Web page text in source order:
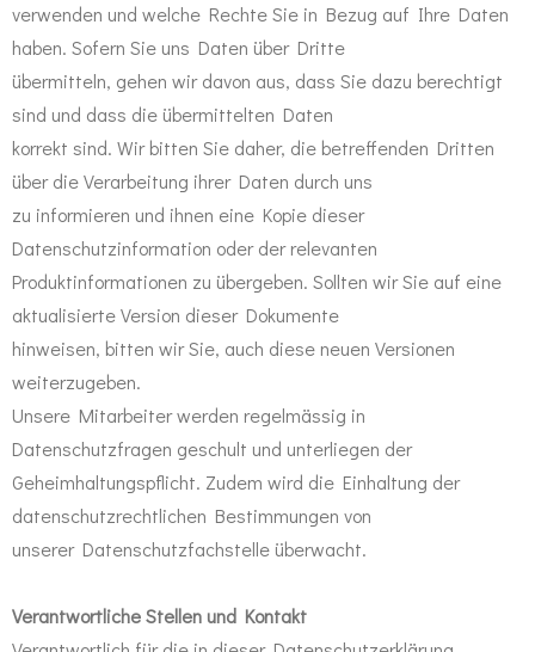
verwenden und welche Rechte Sie in Bezug auf Ihre Daten
haben. Sofern Sie uns Daten über Dritte
übermitteln, gehen wir davon aus, dass Sie dazu berechtigt
sind und dass die übermittelten Daten
korrekt sind. Wir bitten Sie daher, die betreffenden Dritten
über die Verarbeitung ihrer Daten durch uns
zu informieren und ihnen eine Kopie dieser
Datenschutzinformation oder der relevanten
Produktinformationen zu übergeben. Sollten wir Sie auf eine
aktualisierte Version dieser Dokumente
hinweisen, bitten wir Sie, auch diese neuen Versionen
weiterzugeben.
Unsere Mitarbeiter werden regelmässig in
Datenschutzfragen geschult und unterliegen der
Geheimhaltungspflicht. Zudem wird die Einhaltung der
datenschutzrechtlichen Bestimmungen von
unserer Datenschutzfachstelle überwacht.
Verantwortliche Stellen und Kontakt